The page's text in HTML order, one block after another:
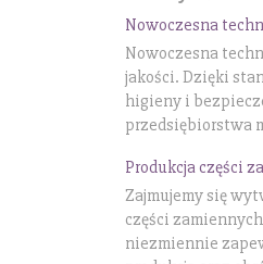
Nowoczesna
Nowoczesna
jakości. Dzięki
higieny i
przedsiębiorstwa
Produkcja części
Zajmujemy się
części
niezmiennie